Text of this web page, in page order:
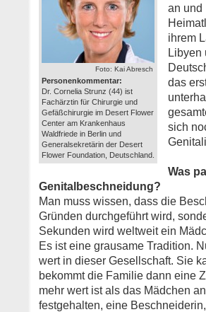
Foto: Kai Abresch
Personenkommentar:
Dr. Cornelia Strunz (44) ist
Fachärztin für Chirurgie und
Gefäßchirurgie im Desert Flower
Center am Krankenhaus
Waldfriede in Berlin und
Generalsekretärin der Desert
Flower Foundation, Deutschland.
an und
ihrem
Libyen
das
sich
Was
Genitalbeschneidung?
Man muss wissen, dass die
Gründen durchgeführt wird,
Sekunden wird weltweit ein
Es ist eine grausame Tradition.
wert in dieser Gesellschaft. Sie
bekommt die Familie dann eine
mehr wert ist als das Mädchen
festgehalten, eine